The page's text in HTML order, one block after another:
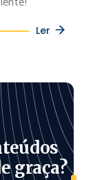
Ler
graça?